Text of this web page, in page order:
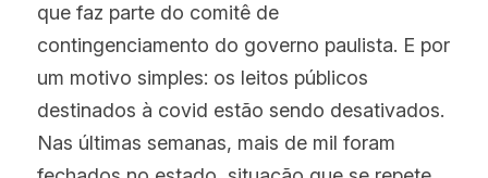
que faz parte do comitê de
contingenciamento do governo paulista. E por
um motivo simples: os leitos públicos
destinados à covid estão sendo desativados.
Nas últimas semanas, mais de mil foram